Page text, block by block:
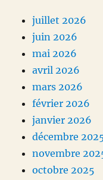
juillet 2026
juin 2026
mai 2026
avril 2026
mars 2026
février 2026
janvier 2026
décembre
novembre
octobre 2025